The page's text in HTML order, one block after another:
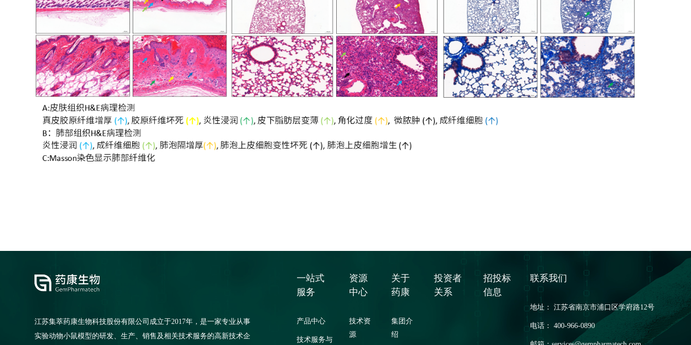
江苏集萃药康生物科技股份有限公司成立于2017年，是一家专业从事
实验动物小鼠模型的研发、生产、销售及相关技术服务的高新技术企
一站式
服务
产品中心
技术服务与
资源
中心
技术资
源
关于
药康
集团介
绍
投资者
关系
招投标
信息
联系我们
地址： 江苏省南京市浦口区学府路12号
电话： 400-966-0890